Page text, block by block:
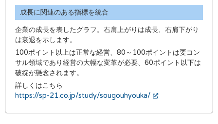
成長に関連のある指標を統合
企業の成長を表したグラフ。右肩上がりは成長、右肩下がり
は衰退を示します。
100ポイント以上は正常な経営、80～100ポイントは要コン
サル領域であり経営の大幅な変革が必要、60ポイント以下は
破綻が懸念されます。
詳しくはこちら
https://sp-21.co.jp/study/sougouhyouka/